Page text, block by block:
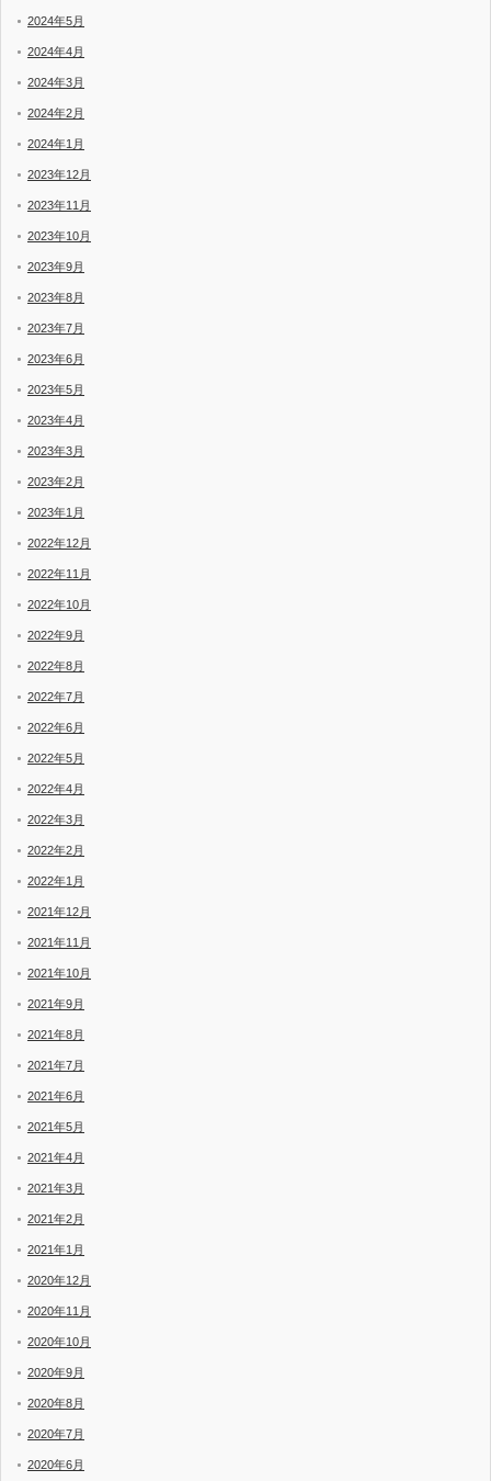
2024年5月
2024年4月
2024年3月
2024年2月
2024年1月
2023年12月
2023年11月
2023年10月
2023年9月
2023年8月
2023年7月
2023年6月
2023年5月
2023年4月
2023年3月
2023年2月
2023年1月
2022年12月
2022年11月
2022年10月
2022年9月
2022年8月
2022年7月
2022年6月
2022年5月
2022年4月
2022年3月
2022年2月
2022年1月
2021年12月
2021年11月
2021年10月
2021年9月
2021年8月
2021年7月
2021年6月
2021年5月
2021年4月
2021年3月
2021年2月
2021年1月
2020年12月
2020年11月
2020年10月
2020年9月
2020年8月
2020年7月
2020年6月